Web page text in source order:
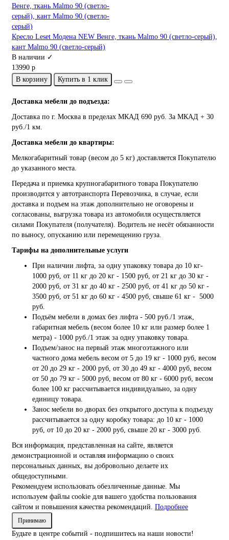
Кресло Leset Модена NEW Венге, ткань Malmo 90 (светло-серый),
кант Malmo 90 (светло-серый)
В наличии ✓
13990 р
В корзину
Купить в 1 клик
Доставка мебели до подъезда:
Доставка по г. Москва в пределах МКАД 690 руб. За МКАД + 30
руб./1 км.
Доставка мебели до квартиры:
Мелкогабаритный товар (весом до 5 кг) доставляется Покупателю
до указанного места.
Передача и приемка крупногабаритного товара Покупателю
производится у автотранспорта Перевозчика, в случае, если
доставка и подъем на этаж дополнительно не оговорены и
согласованы, выгрузка товара из автомобиля осуществляется
силами Покупателя (получателя). Водитель не несёт обязанности
по выносу, опусканию или перемещению груза.
Тарифы на дополнительные услуги
При наличии лифта, за одну упаковку товара до 10 кг-
1000 руб, от 11 кг до 20 кг - 1500 руб, от 21 кг до 30 кг -
2000 руб, от 31 кг до 40 кг - 2500 руб, от 41 кг до 50 кг -
3500 руб, от 51 кг до 60 кг - 4500 руб, свыше 61 кг - 5000
руб.
Подъём мебели в домах без лифта - 500 руб./1 этаж,
габаритная мебель (весом более 10 кг или размер более 1
метра) - 1000 руб./1 этаж за одну упаковку товара.
Подъем/занос на первый этаж многоэтажного или
частного дома мебель весом от 5 до 19 кг - 1000 руб, весом
от 20 до 29 кг - 2000 руб, от 30 до 49 кг - 4000 руб, весом
от 50 до 79 кг - 5000 руб, весом от 80 кг - 6000 руб, весом
более 100 кг рассчитывается индивидуально, за одну
единицу товара.
Занос мебели во дворах без открытого доступа к подъезду
рассчитывается за одну коробку товара: до 10 кг - 1000
руб, от 10 до 20 кг - 2000 руб, свыше 20 кг - 3000 руб.
Вся информация, представленная на сайте, является
демонстрационной и оставляя информацию о своих
персональных данных, вы добровольно делаете их
общедоступными.
Рекомендуем использовать обезличенные данные. Мы
используем файлы cookie для вашего удобства пользования
сайтом и повышения качества рекомендаций. Подробнее
Принимаю
Будьте в центре событий - подпишитесь на наши новости!